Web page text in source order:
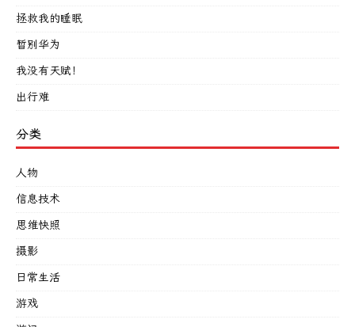
拯救我的睡眠
暂别华为
我没有天赋！
出行难
分类
人物
信息技术
思维快照
摄影
日常生活
游戏